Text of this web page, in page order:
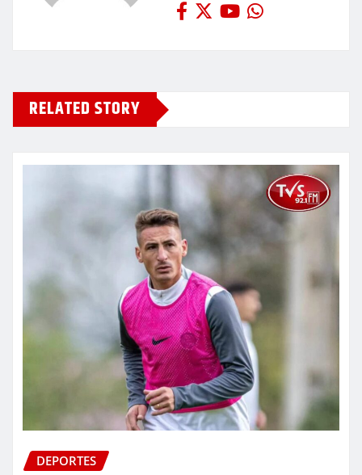
RELATED STORY
DEPORTES